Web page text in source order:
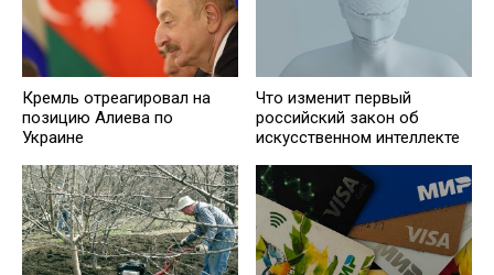
Кремль отреагировал на
позицию Алиева по
Украине
Что изменит первый
российский закон об
искусственном интеллекте